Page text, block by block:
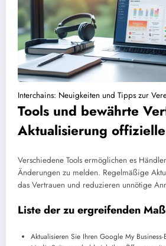
Interchains: Neuigkeiten und Tipps zur
Tools und bewährte
Aktualisierung
Verschiedene Tools ermöglichen es
Änderungen zu melden. Regelmäßige
das Vertrauen und reduzieren unnötige
Liste der zu ergreifenden
Aktualisieren Sie Ihren Google My